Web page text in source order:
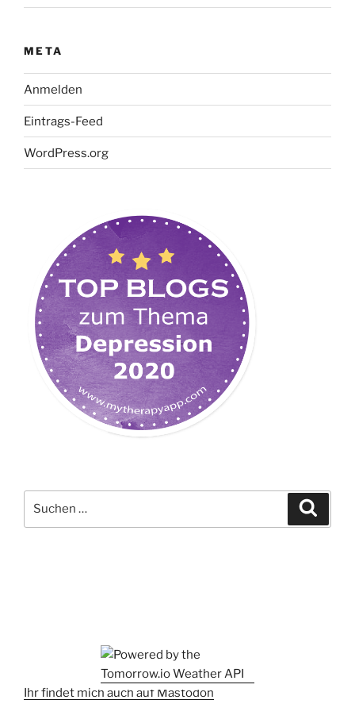
META
Anmelden
Eintrags-Feed
WordPress.org
nach:
Ihr findet mich auch auf Mastodon